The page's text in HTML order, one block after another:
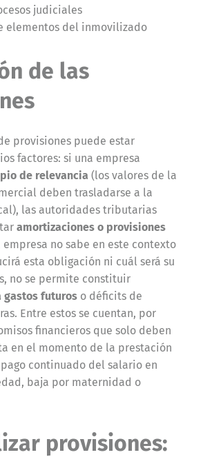
judiciales
elementos del inmovilizado
de las
provisiones puede estar
factores: si una empresa
de relevancia (los valores de la
deben trasladarse a la
las autoridades tributarias
amortizaciones o provisiones
empresa no sabe en este contexto
esta obligación ni cuál será su
no se permite constituir
gastos futuros o déficits de
Entre estos se cuentan, por
financieros que solo deben
en el momento de la prestación
continuado del salario en
baja por maternidad o
provisiones: